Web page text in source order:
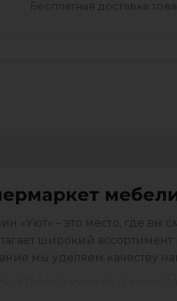
Бесплатная доставка
«Уют» – это место, где
широкий
мы уделяем качеству